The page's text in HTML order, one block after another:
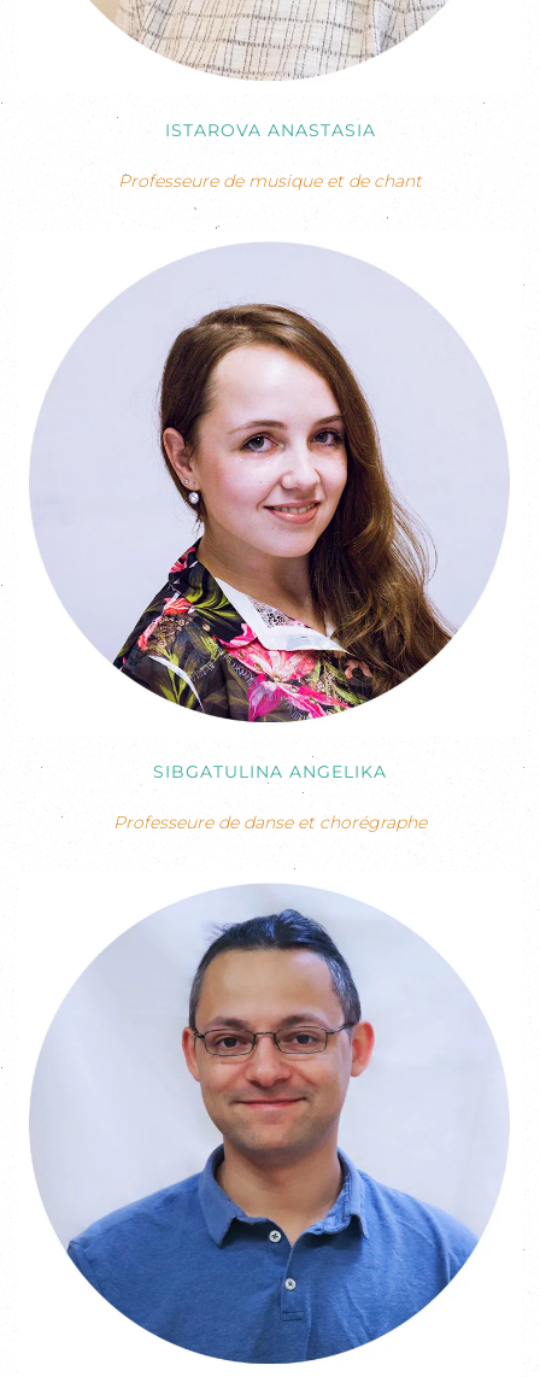
ISTAROVA ANASTASIA
Professeure de musique et de chant
SIBGATULINA ANGELIKA
Professeure de danse et chorégraphe